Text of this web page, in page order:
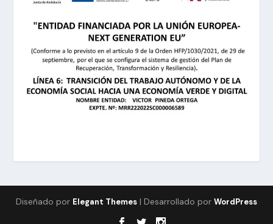
Diseñado por Elegant Themes | Desarrollado por WordPress